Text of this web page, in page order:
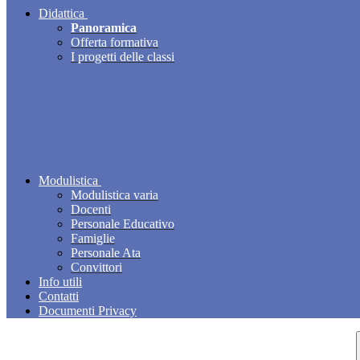
Didattica
Panoramica
Offerta formativa
I progetti delle classi
Modulistica
Modulistica varia
Docenti
Personale Educativo
Famiglie
Personale Ata
Convittori
Info utili
Contatti
Documenti Privacy